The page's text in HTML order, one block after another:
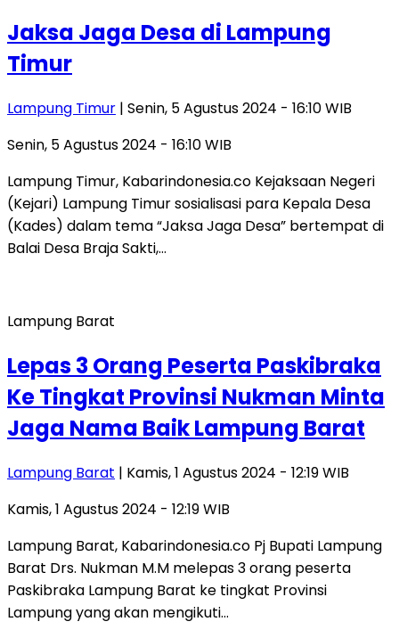
Jaksa Jaga Desa di Lampung
Timur
Lampung Timur | Senin, 5 Agustus 2024 - 16:10 WIB
Senin, 5 Agustus 2024 - 16:10 WIB
Lampung Timur, Kabarindonesia.co Kejaksaan Negeri
(Kejari) Lampung Timur sosialisasi para Kepala Desa
(Kades) dalam tema “Jaksa Jaga Desa” bertempat di
Balai Desa Braja Sakti,…
Lampung Barat
Lepas 3 Orang Peserta Paskibraka
Ke Tingkat Provinsi Nukman Minta
Jaga Nama Baik Lampung Barat
Lampung Barat | Kamis, 1 Agustus 2024 - 12:19 WIB
Kamis, 1 Agustus 2024 - 12:19 WIB
Lampung Barat, Kabarindonesia.co Pj Bupati Lampung
Barat Drs. Nukman M.M melepas 3 orang peserta
Paskibraka Lampung Barat ke tingkat Provinsi
Lampung yang akan mengikuti…